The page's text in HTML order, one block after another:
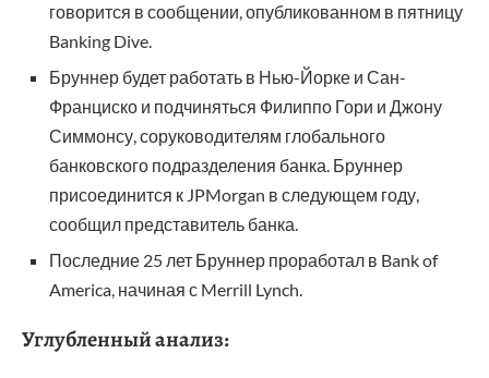
говорится в сообщении, опубликованном в пятницу
Banking Dive.
Бруннер будет работать в Нью-Йорке и Сан-
Франциско и подчиняться Филиппо Гори и Джону
Симмонсу, соруководителям глобального
банковского подразделения банка. Бруннер
присоединится к JPMorgan в следующем году,
сообщил представитель банка.
Последние 25 лет Бруннер проработал в Bank of
America, начиная с Merrill Lynch.
Углубленный анализ: